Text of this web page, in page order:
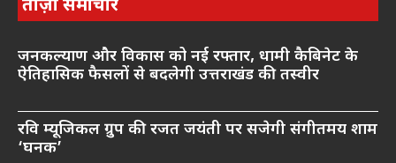
ताज़ा समाचार
जनकल्याण और विकास को नई रफ्तार, धामी कैबिनेट के
ऐतिहासिक फैसलों से बदलेगी उत्तराखंड की तस्वीर
रवि म्यूजिकल ग्रुप की रजत जयंती पर सजेगी संगीतमय शाम
‘घनक’